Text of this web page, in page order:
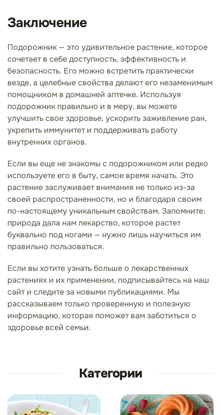
Заключение
Подорожник — это удивительное растение, которое
сочетает в себе доступность, эффективность и
безопасность. Его можно встретить практически
везде, а целебные свойства делают его незаменимым
помощником в домашней аптечке. Используя
подорожник правильно и в меру, вы можете
улучшить свое здоровье, ускорить заживление ран,
укрепить иммунитет и поддерживать работу
внутренних органов.
Если вы еще не знакомы с подорожником или редко
используете его в быту, самое время начать. Это
растение заслуживает внимания не только из-за
своей распространенности, но и благодаря своим
по-настоящему уникальным свойствам. Запомните:
природа дала нам лекарство, которое растет
буквально под ногами — нужно лишь научиться им
правильно пользоваться.
Если вы хотите узнать больше о лекарственных
растениях и их применении, подписывайтесь на наш
сайт и следите за новыми публикациями. Мы
рассказываем только проверенную и полезную
информацию, которая поможет вам заботиться о
здоровье всей семьи.
Категории